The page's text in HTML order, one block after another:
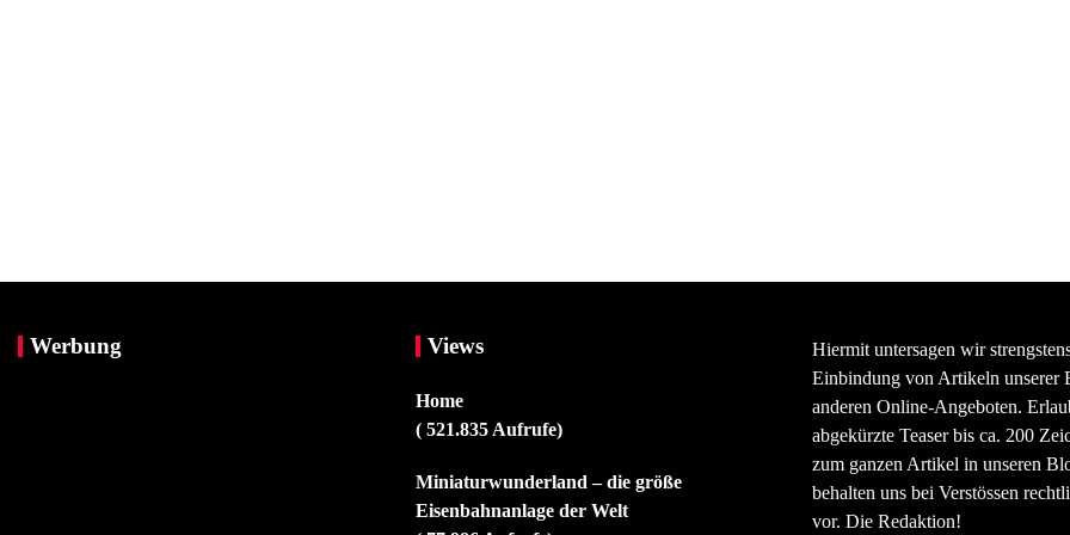
Werbung Views
Home
( 521.835 Aufrufe)
Miniaturwunderland – die größe
Eisenbahnanlage der Welt
Hiermit untersagen wir
Einbindung von Artikeln unserer
anderen Online-Angeboten.
abgekürzte Teaser bis ca. 200
zum ganzen Artikel in unseren
behalten uns bei Verstössen
vor. Die Redaktion!